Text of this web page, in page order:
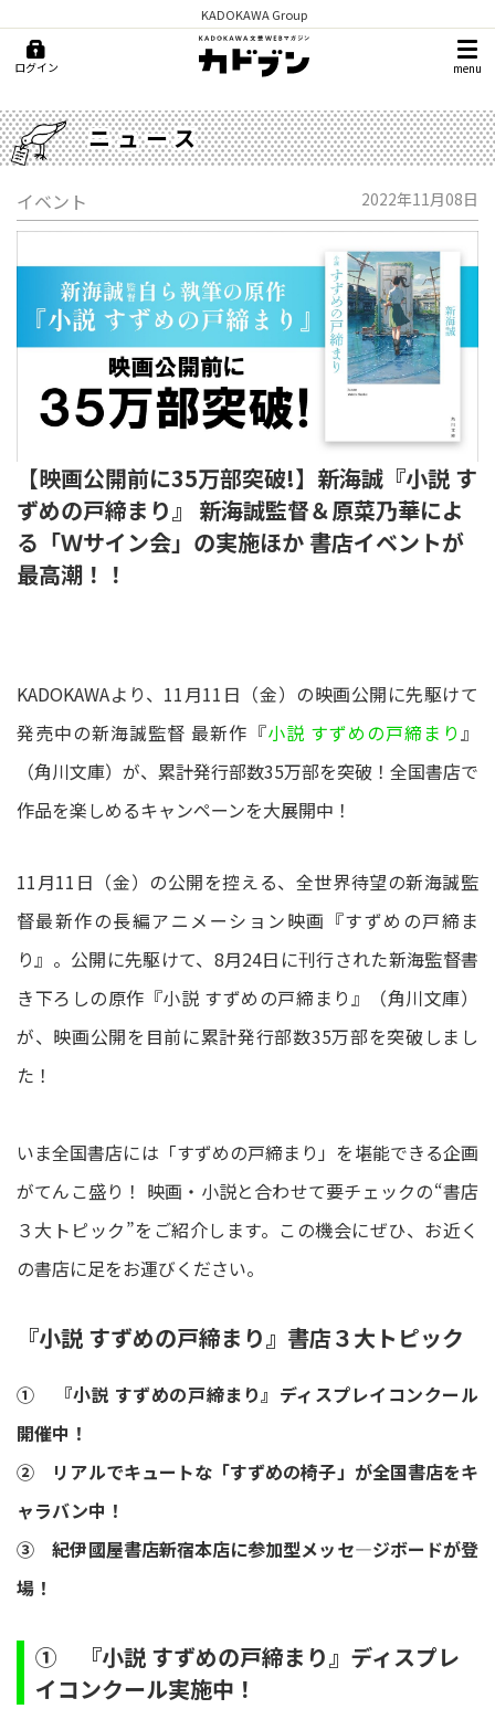
KADOKAWA Group
ログイン menu
ニュース
イベント 2022年11月08日
【映画公開前に35万部突破!】新海誠『小説 す
ずめの戸締まり』 新海誠監督＆原菜乃華によ
る「Ｗサイン会」の実施ほか 書店イベントが
最高潮！！
KADOKAWAより、11月11日（金）の映画公開に先駆けて
発売中の新海誠監督 最新作『小説 すずめの戸締まり 』
（角川文庫）が、累計発行部数35万部を突破！全国書店で
作品を楽しめるキャンペーンを大展開中！
11月11日（金）の公開を控える、全世界待望の新海誠監
督最新作の長編アニメーション映画『すずめの戸締ま
り』。公開に先駆けて、8月24日に刊行された新海監督書
き下ろしの原作『小説 すずめの戸締まり』（角川文庫）
が、映画公開を目前に累計発行部数35万部を突破しまし
た！
いま全国書店には「すずめの戸締まり」を堪能できる企画
がてんこ盛り！ 映画・小説と合わせて要チェックの“書店
３大トピック”をご紹介します。この機会にぜひ、お近く
の書店に足をお運びください。
『小説 すずめの戸締まり』書店３大トピック
① 『小説 すずめの戸締まり』ディスプレイコンクール
開催中！
② リアルでキュートな「すずめの椅子」が全国書店をキ
ャラバン中！
③ 紀伊國屋書店新宿本店に参加型メッセ―ジボードが登
場！
① 『小説 すずめの戸締まり』ディスプレ
イコンクール実施中！